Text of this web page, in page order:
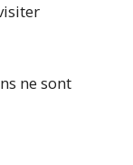
ne sont